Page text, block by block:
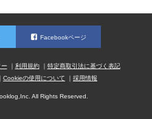
Facebookページ
利用規約
特定商取引法に基づく表記
Cookieの使用について 採用情報
All Rights Reserved.